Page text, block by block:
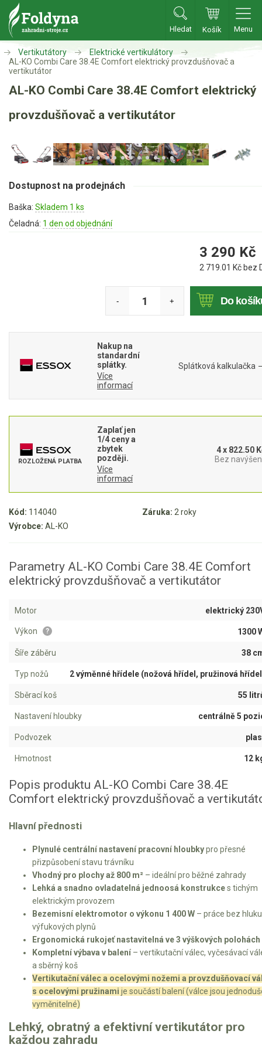
Hledat Košík Menu
Zahradní traktory
Aku traktory
Sekačky
Křovinořezy a vyžínače
Benzínové křovinořezy a vyžínače
Aku křovinořezy a vyžínače
Elektrické pily
AKU zahradní technika
Aku pily
Aku sekačky
Štípačka na dřevo
VARI
Sněhové frézy
Vertikutátory
Benzínové vertikulátory
Kultivátory
Nůžky na živý plot
Vysavače a foukače
Elektrocentrály
Štěpkovače a drtiče
Elektrické skútry
Elektrické tříkolky
Vertikutátory
Elektrické vertikulátory
AL-KO Combi Care 38.4E Comfort elektrický provzdušňovač a
vertikutátor
AL-KO Combi Care 38.4E Comfort elektrický
provzdušňovač a vertikutátor
Kód: 114040 Záruka: 2 roky
Výrobce: AL-KO
Dostupnost na prodejnách
Baška: Skladem 1 ks
Čeladná: 1 den od objednání
3 290 Kč
2 719.01 Kč bez
- + Do
Nakup na
standardní
splátky.
Více
informací
Splátková kalkulačka
ROZLOŽENÁ PLATBA
Zaplať jen
1/4 ceny a
zbytek
později.
Více
informací
4 x 822.50
Bez
Parametry AL-KO Combi Care 38.4E Comfort
elektrický provzdušňovač a vertikutátor
Motor elektrický
Výkon ? 1300
Šíře záběru 38
Typ nožů 2 výměnné hřídele (nožová hřídel, pružinová
Sběrací koš 55
Nastavení hloubky centrálně 5
Podvozek
Hmotnost 12
Popis produktu AL-KO Combi Care 38.4E
Comfort elektrický provzdušňovač a
Hlavní přednosti
Plynulé centrální nastavení pracovní hloubkypro přesné
přizpůsobení stavu trávníku
Vhodný pro plochy až 800 m² – ideální pro běžné zahrady
Lehká a snadno ovladatelná jednoosá konstrukces tichým
elektrickým provozem
Bezemisní elektromotor o výkonu 1 400 W – práce bez
výfukových plynů
Ergonomická rukojeť nastavitelná ve 3 výškových polohách
Kompletní výbava v balení – vertikutační válec, vyčesávací
a sběrný koš
Vertikutační válec a ocelovými nožemi a provzdušňovací
s ocelovými pružinami je součástí balení (válce jsou
vyměnitelné)
Lehký, obratný a efektivní vertikutátor pro
každou zahradu